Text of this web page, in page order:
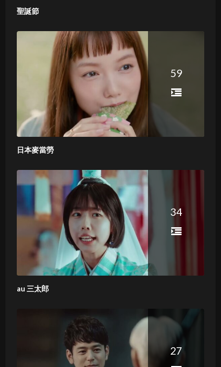
聖誕節
59
日本麥當勞
34
au 三太郎
27